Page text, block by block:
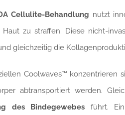
Cellulite-Behandlung nutzt
zu straffen. Diese nicht-
gleichzeitig die
Coolwaves™ konzentrieren
abtransportiert werden.
des Bindegewebes führt.